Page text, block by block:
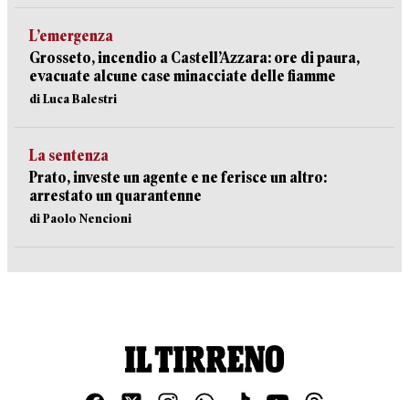
L’emergenza
Grosseto, incendio a Castell’Azzara: ore di paura,
evacuate alcune case minacciate delle fiamme
di Luca Balestri
La sentenza
Prato, investe un agente e ne ferisce un altro:
arrestato un quarantenne
di Paolo Nencioni